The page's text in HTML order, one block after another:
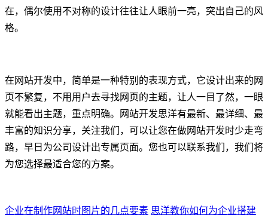
在，偶尔使用不对称的设计往往让人眼前一亮，突出自己的风
格。
在网站开发中，简单是一种特别的表现方式，它设计出来的网
页不繁复，不用用户去寻找网页的主题，让人一目了然，一眼
就能看出主题，重点明确。网站开发思洋有最新、最详细、最
丰富的知识分享，关注我们，可以让您在做网站开发时少走弯
路，早日为公司设计出专属页面。您也可以联系我们，我们将
为您选择最适合您的方案。
企业在制作网站时图片的几点要素 思洋教你如何为企业搭建